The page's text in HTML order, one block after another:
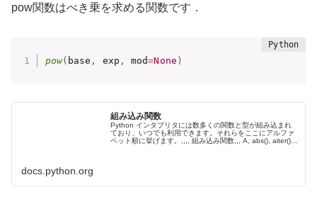
pow関数はべき乗を求める関数です．
pow( base , exp , mod=None )
組み込み関数
Python インタプリタには数多くの関数と型が組み込まれ
ており、いつでも利用できます。それらをここにアルファ
ベット順に挙げます。,,,, 組み込み関数,,, A, abs(), aiter(),
docs.python.org